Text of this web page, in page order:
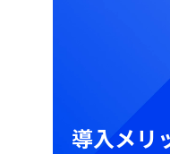
導入メリ